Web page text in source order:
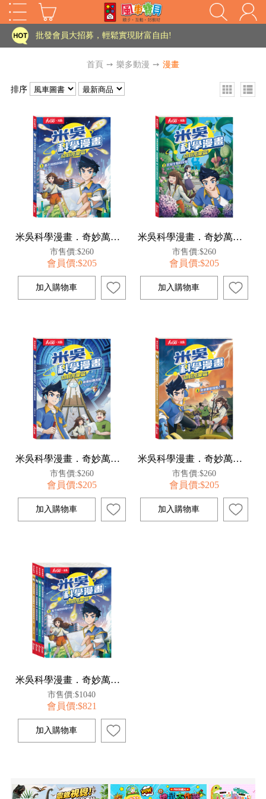
HOT
家長樂了!「風車書版集團暨FOOD超人企業總部」目前正興建中!
批發會員大招募，輕鬆實現財富自由!
老師您好!!幼教會員火熱招募中~
批發會員大招募，輕鬆實現財富自由!
老師您好!!幼教會員火熱招募中~
首頁 ➙ 樂多動漫 ➙ 漫畫
排序
米吳科學漫畫．奇妙萬象篇(1):看不見的科學小象
市售價:$260
會員價:$205
米吳科學漫畫．奇妙萬象篇(2):珍奇生物的反擊
市售價:$260
會員價:$205
米吳科學漫畫．奇妙萬象篇(3):衝破結構迷宮
市售價:$260
會員價:$205
米吳科學漫畫．奇妙萬象篇(4):氣象萬變的無人島
市售價:$260
會員價:$205
米吳科學漫畫．奇妙萬象篇第一輯(1-4冊)
市售價:$1040
會員價:$821